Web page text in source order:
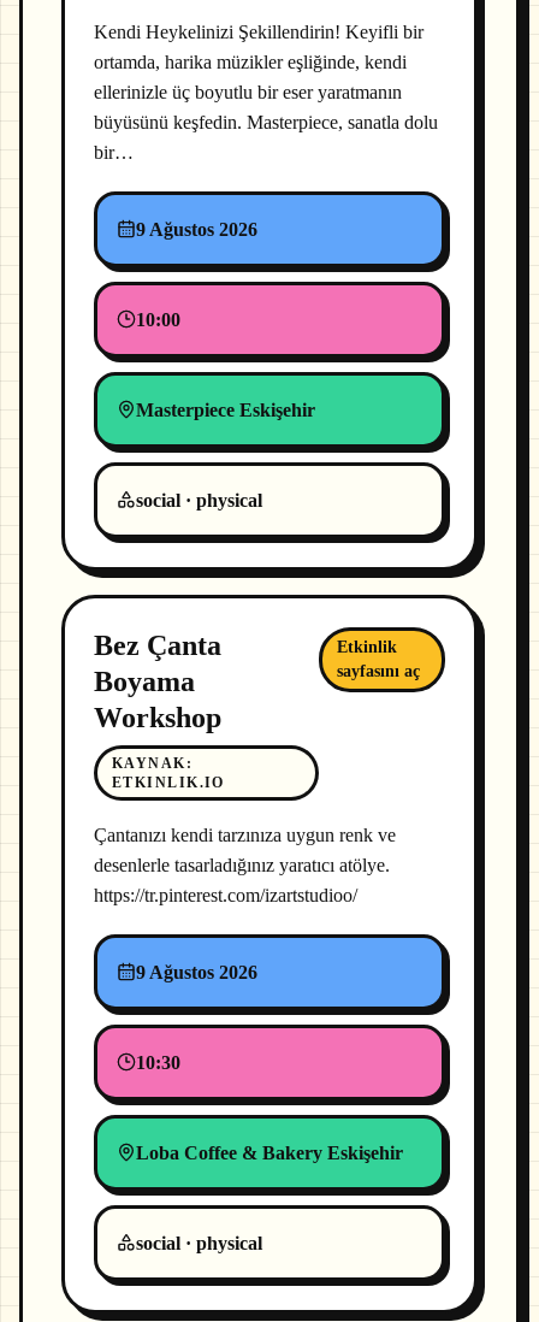
Kendi Heykelinizi Şekillendirin! Keyifli bir
ortamda, harika müzikler eşliğinde, kendi
ellerinizle üç boyutlu bir eser yaratmanın
büyüsünü keşfedin. Masterpiece, sanatla dolu
bir…
9 Ağustos 2026
10:00
Masterpiece Eskişehir
social · physical
Bez Çanta
Boyama
Workshop
KAYNAK :
ETKINLIK.IO
Etkinlik
sayfasını aç
Çantanızı kendi tarzınıza uygun renk ve
desenlerle tasarladığınız yaratıcı atölye.
https://tr.pinterest.com/izartstudioo/
9 Ağustos 2026
10:30
Loba Coffee & Bakery Eskişehir
social · physical